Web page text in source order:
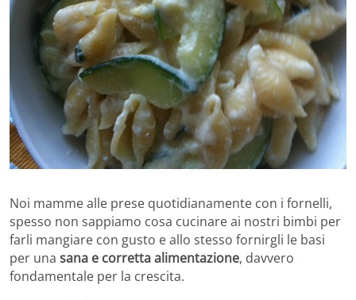
Noi mamme alle prese quotidianamente con i fornelli,
spesso non sappiamo cosa cucinare ai nostri bimbi per
farli mangiare con gusto e allo stesso fornirgli le basi
per una sana e corretta alimentazione, davvero
fondamentale per la crescita.